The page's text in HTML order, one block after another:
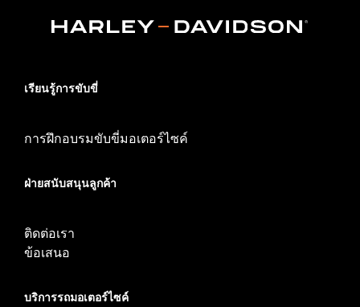
เรียนรู้การขับขี่
การฝึกอบรมขับขี่มอเตอร์ไซค์
ฝ่ายสนับสนุนลูกค้า
ติดต่อเรา
ข้อเสนอ
บริการรถมอเตอร์ไซค์​